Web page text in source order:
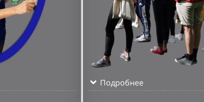
Подробнее